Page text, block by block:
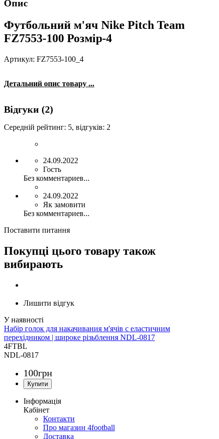
Опис
Футбольний м'яч Nike Pitch Team
FZ7553-100 Розмір-4
Артикул: FZ7553-100_4
Детальний опис товару ...
Відгуки (2)
Середній рейтинг: 5, відгуків: 2
24.09.2022
Гость
Без комментариев...
24.09.2022
Як замовити
Без комментариев...
Поставити питання
Покупці цього товару також
вибирають
Лишити відгук
Набір голок для накачивания м'ячів c еластичним
перехідником | широке різьблення NDL-0817
4FTBL
NDL-0817
100грн
Інформація
Кабінет
Контакти
Про магазин 4football
Доставка